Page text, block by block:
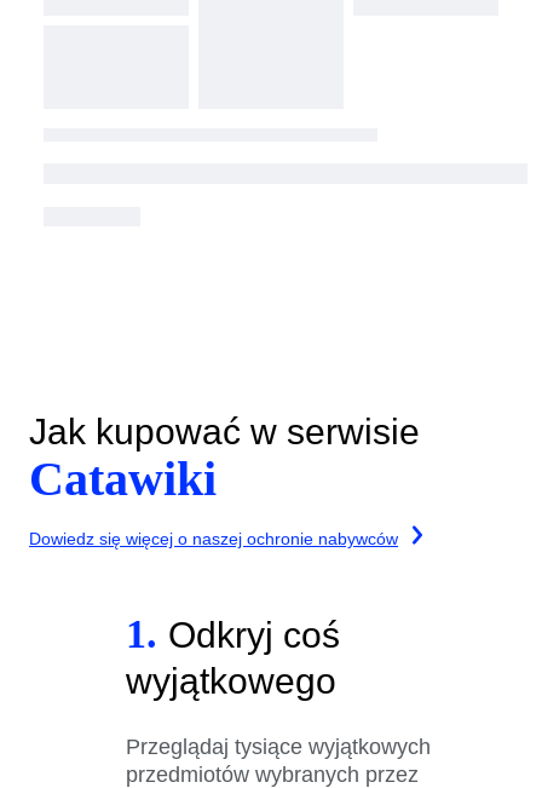
Jak kupować w serwisie
Catawiki
Dowiedz się więcej o naszej ochronie nabywców
1. Odkryj coś
wyjątkowego
Przeglądaj tysiące wyjątkowych
przedmiotów wybranych przez